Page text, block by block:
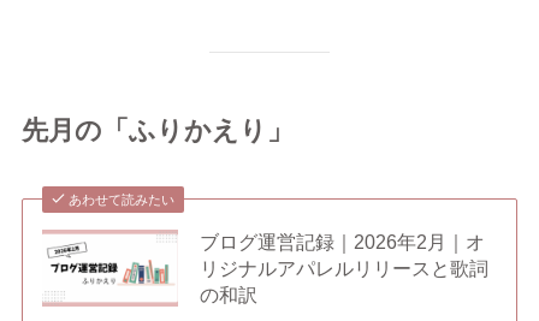
先月の「ふりかえり」
あわせて読みたい
ブログ運営記録｜2026年2月｜オ
リジナルアパレルリリースと歌詞
の和訳